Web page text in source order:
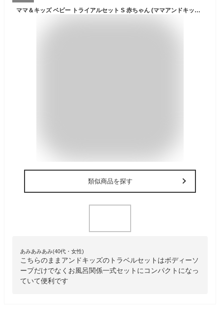
ママ＆キッズ ベビー トライアルセット S 赤ちゃん (ママアンドキッズ) Mama & Kids mamakids スキンケア トラベルセット ベビースキンケア ママキッズ ベビーボディケア スキンケアセット 保湿ケア ベビー トライアル 旅行 試し セット ミルキーローション ボディソープ
類似商品を探す
あみあみあみ(40代・女性)
こちらのままアンドキッズのトラベルセットはボディーソ
ープだけでなくお風呂関係一式セットにコンパクトになっ
ていて便利です